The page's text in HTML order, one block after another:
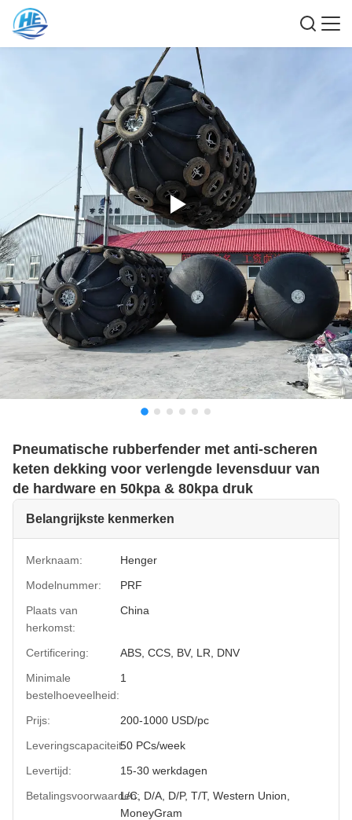
Pneumatische rubberfender met anti-scheren
keten dekking voor verlengde levensduur van
de hardware en 50kpa & 80kpa druk
Belangrijkste kenmerken
Merknaam:
Henger
Modelnummer:
PRF
Plaats van
herkomst:
China
Certificering:
ABS, CCS, BV, LR, DNV
Minimale
bestelhoeveelheid:
1
Prijs:
200-1000 USD/pc
Leveringscapaciteit:50 PCs/week
Levertijd:
15-30 werkdagen
Betalingsvoorwaarden:L/C, D/A, D/P, T/T, Western Union,
MoneyGram